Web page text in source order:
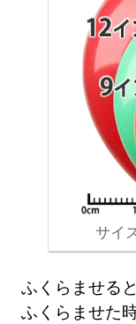
サイ
ふくらませる
ふくらませた